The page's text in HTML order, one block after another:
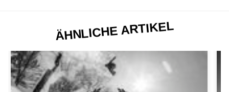
ÄHNLICHE ARTIKEL